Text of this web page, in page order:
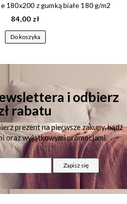
180x200 z gumką białe 180 g/m2
84,00 zł
Do koszyka
i odbierz
rabatu
prezent na pierwsze zakupy, bądź
oraz wyjątkowymi promocjami.
Zapisz się